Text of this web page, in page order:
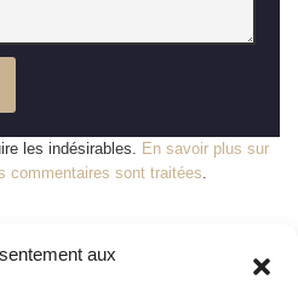
aux
les indésirables. En savoir plus sur
commentaires sont traitées.